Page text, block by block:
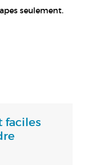
seulement.
faciles